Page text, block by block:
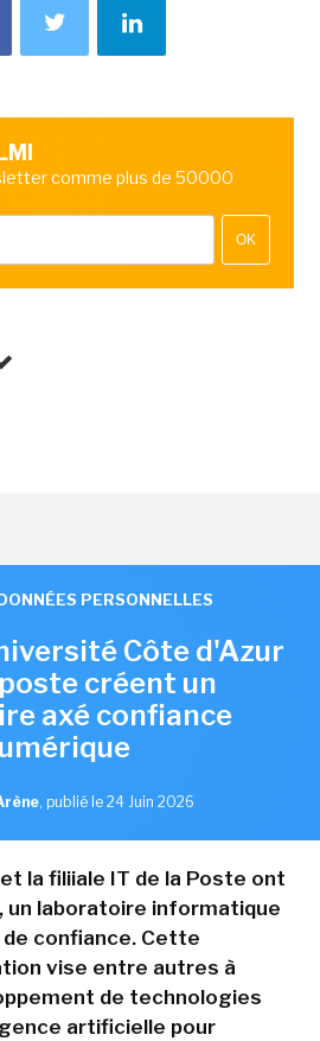
comme plus de 50000
OK
PERSONNELLES
Côte d'Azur
créent un
axé confiance
, publié le 24 Juin 2026
la filiiale IT de la Poste ont
un laboratoire informatique
confiance. Cette
vise entre autres à
de technologies
artificielle pour